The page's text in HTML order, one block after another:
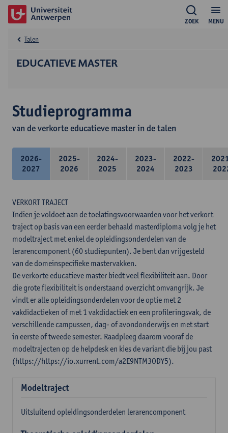
MENU
ZOEK
EDUCATIEVE MASTER
Talen
Studieprogramma
van de verkorte educatieve master in de talen
2026-
2027
2025-
2026
2024-
2025
2023-
2024
2022-
2023
VERKORT TRAJECT
Indien je voldoet aan de toelatingsvoorwaarden voor het verkort
traject op basis van een eerder behaald masterdiploma volg je het
modeltraject met enkel de opleidingsonderdelen van de
lerarencomponent (60 studiepunten). Je bent dan vrijgesteld
van de domeinspecifieke mastervakken.
De verkorte educatieve master biedt veel flexibiliteit aan. Door
die grote flexibiliteit is onderstaand overzicht omvangrijk. Je
vindt er alle opleidingsonderdelen voor de optie met 2
vakdidactieken of met 1 vakdidactiek en een profileringsvak, de
verschillende campussen, dag- of avondonderwijs en met start
in eerste of tweede semester. Raadpleeg daarom vooraf de
modeltrajecten op de helpdesk en kies de variant die bij jou past
(https://https://io.xurrent.com/a2E9NTM3ODY5).
Modeltraject
Uitsluitend opleidingsonderdelen lerarencomponent